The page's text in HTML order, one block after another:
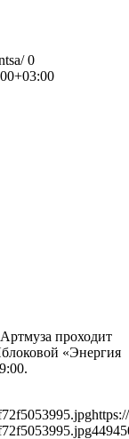
0
проходит
«Энергия
449